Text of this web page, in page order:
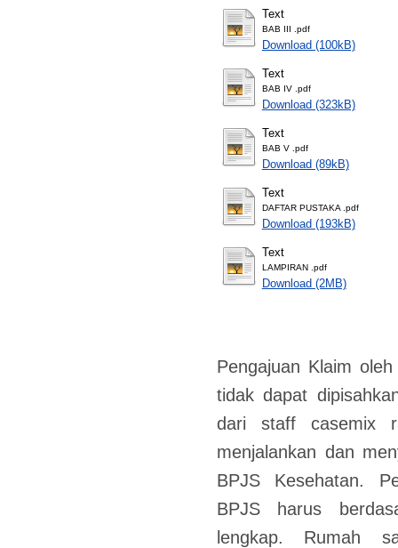
Text
BAB III .pdf
Download (100kB)
Text
BAB IV .pdf
Download (323kB)
Text
BAB V .pdf
Download (89kB)
Text
DAFTAR PUSTAKA .pdf
Download (193kB)
Text
LAMPIRAN .pdf
Download (2MB)
Pengajuan Klaim
tidak dapat
dari staff casemix
menjalankan dan
BPJS Kesehatan.
BPJS harus
lengkap. Rumah